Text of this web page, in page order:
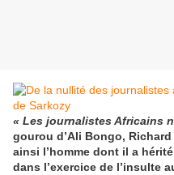
« Les journalistes Africains
gourou d’Ali Bongo,
ainsi l’homme dont il a
dans l’exercice de l’insulte